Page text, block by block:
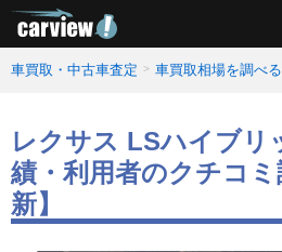
車買取・中古車査定 車買取相場を調べる
レクサス LSハイブリ
績・利用者のクチコ
新】